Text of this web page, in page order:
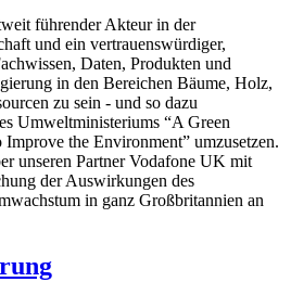
führender Akteur in der
und ein vertrauenswürdiger,
Daten, Produkten und
in den Bereichen Bäume, Holz,
zu sein - und so dazu
Umweltministeriums “A Green
the Environment” umzusetzen.
unseren Partner Vodafone UK mit
der Auswirkungen des
in ganz Großbritannien an